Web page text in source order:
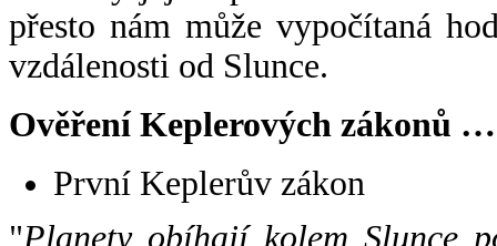
přesto nám může vypočítaná
vzdálenosti od Slunce.
Ověření Keplerových zákonů …
První Keplerův zákon
"Planety obíhají kolem Slunce